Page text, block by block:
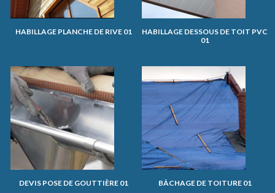
HABILLAGE PLANCHE DE RIVE 01
HABILLAGE DESSOUS DE TOIT PVC
01
DEVIS POSE DE GOUTTIÈRE 01 BÂCHAGE DE TOITURE 01